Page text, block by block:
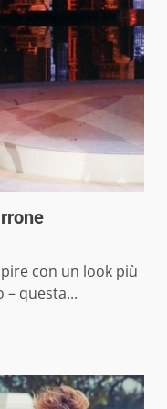
con un look più
questa...